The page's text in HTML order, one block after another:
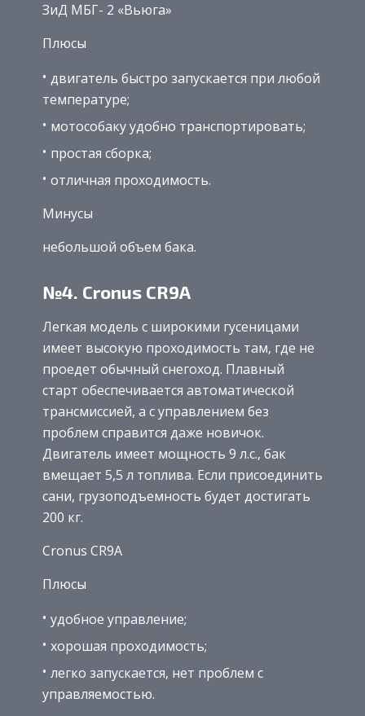
ЗиД МБГ- 2 «Вьюга»
Плюсы
двигатель быстро запускается при любой
температуре;
мотособаку удобно транспортировать;
простая сборка;
отличная проходимость.
Минусы
небольшой объем бака.
№4. Cronus CR9A
Легкая модель с широкими гусеницами
имеет высокую проходимость там, где не
проедет обычный снегоход. Плавный
старт обеспечивается автоматической
трансмиссией, а с управлением без
проблем справится даже новичок.
Двигатель имеет мощность 9 л.с., бак
вмещает 5,5 л топлива. Если присоединить
сани, грузоподъемность будет достигать
200 кг.
Cronus CR9A
Плюсы
удобное управление;
хорошая проходимость;
легко запускается, нет проблем с
управляемостью.